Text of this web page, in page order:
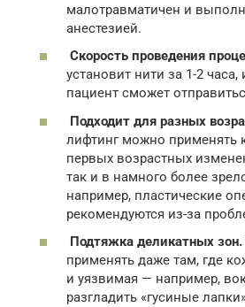
малотравматичен и
анестезией.
Скорость проведения
установит нити за 1-2 часа,
пациент сможет
Подходит для разных
лифтинг можно применять
первых возрастных
так и в намного более
например, пластические
рекомендуются из-за
Подтяжка деликатных зон.
применять даже там, где
и уязвимая — например,
разгладить «гусиные